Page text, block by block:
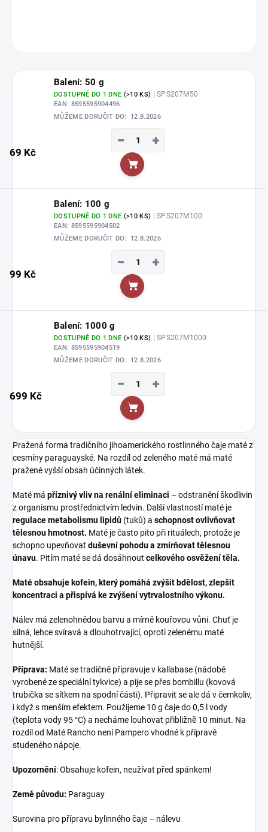
Balení: 50 g
DOSTUPNÉ DO 1 DNE (>10 KS) | SPS207M50
EAN: 8595595904496
MŮŽEME DORUČIT DO:
12.8.2026
69 Kč
+
−
Do košíku
Balení: 100 g
DOSTUPNÉ DO 1 DNE (>10 KS) | SPS207M100
EAN: 8595595904502
MŮŽEME DORUČIT DO:
12.8.2026
99 Kč
+
−
Do košíku
Balení: 1000 g
DOSTUPNÉ DO 1 DNE (>10 KS) | SPS207M1000
EAN: 8595595904519
MŮŽEME DORUČIT DO:
12.8.2026
699 Kč
+
−
Do košíku
Pražená forma tradičního jihoamerického rostlinného čaje maté z
cesmíny paraguayské. Na rozdíl od zeleného maté má maté
pražené vyšší obsah účinných látek.
Maté má příznivývliv na renální eliminaci – odstranění škodlivin
z organismu prostřednictvím ledvin. Další vlastností maté je
regulace metabolismu lipidů (tuků) a schopnost ovlivňovat
tělesnou hmotnost. Maté je často pito při rituálech, protože je
schopno upevňovat duševní pohodu a zmírňovat tělesnou
únavu. Pitím maté se dá dosáhnout celkového osvěžení těla.
Maté obsahuje kofein, který pomáhá zvýšit bdělost, zlepšit
koncentraci a přispívá ke zvýšení vytrvalostního výkonu.
Nálev má zelenohnědou barvu a mírně kouřovou vůni. Chuť je
silná, lehce svíravá a dlouhotrvající, oproti zelenému maté
hutnější.
Příprava: Maté se tradičně připravuje v kallabase (nádobě
vyrobené ze speciální tykvice) a pije se přes bombillu (kovová
trubička se sítkem na spodní části). Připravit se ale dá v čemkoliv,
i když s menším efektem. Použijeme 10 g čaje do 0,5 l vody
(teplota vody 95 °C) a necháme louhovat přibližně 10 minut. Na
rozdíl od Maté Rancho není Pampero vhodné k přípravě
studeného nápoje.
Upozornění: Obsahuje kofein, neužívat před spánkem!
Země původu: Paraguay
Surovina pro přípravu bylinného čaje – nálevu